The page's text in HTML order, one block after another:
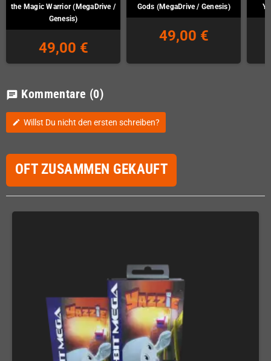
the Magic Warrior (MegaDrive /
Genesis)
49,00 €
Gods (MegaDrive / Genesis)
49,00 €
chat Kommentare (0)
edit Willst Du nicht den ersten schreiben?
OFT ZUSAMMEN GEKAUFT